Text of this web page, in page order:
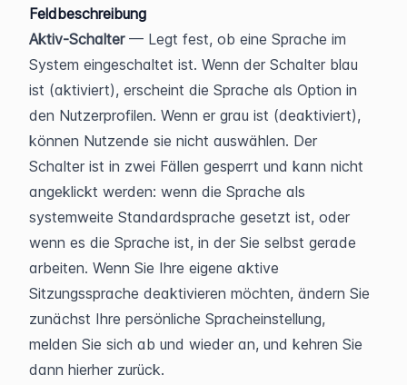
Feldbeschreibung
Aktiv-Schalter — Legt fest, ob eine Sprache im
System eingeschaltet ist. Wenn der Schalter blau
ist (aktiviert), erscheint die Sprache als Option in
den Nutzerprofilen. Wenn er grau ist (deaktiviert),
können Nutzende sie nicht auswählen. Der
Schalter ist in zwei Fällen gesperrt und kann nicht
angeklickt werden: wenn die Sprache als
systemweite Standardsprache gesetzt ist, oder
wenn es die Sprache ist, in der Sie selbst gerade
arbeiten. Wenn Sie Ihre eigene aktive
Sitzungssprache deaktivieren möchten, ändern Sie
zunächst Ihre persönliche Spracheinstellung,
melden Sie sich ab und wieder an, und kehren Sie
dann hierher zurück.